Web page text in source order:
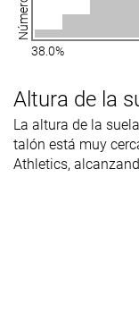
38.0%
Altura de la
La altura de la
talón está muy
Athletics,